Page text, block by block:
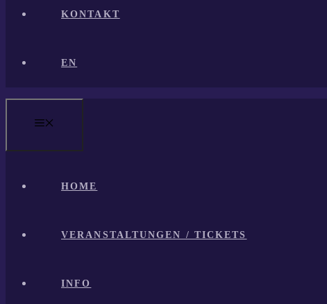
KONTAKT
EN
HOME
VERANSTALTUNGEN / TICKETS
INFO